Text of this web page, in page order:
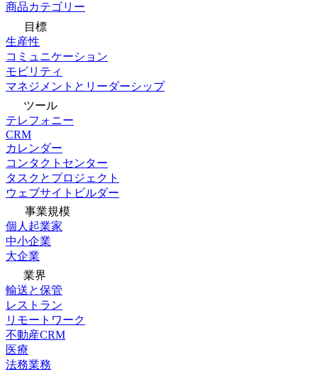
商品カテゴリー
目標
生産性
コミュニケーション
モビリティ
マネジメントとリーダーシップ
ツール
テレフォニー
CRM
カレンダー
コンタクトセンター
タスクとプロジェクト
ウェブサイトビルダー
事業規模
個人起業家
中小企業
大企業
業界
輸送と保管
レストラン
リモートワーク
不動産CRM
医療
法務業務